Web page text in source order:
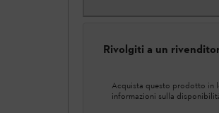
Rivolgiti a un
Acquista questo prodotto in
informazioni sulla